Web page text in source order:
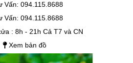
Vấn: 094.115.8688
Vấn: 094.115.8688
: 8h - 21h Cả T7 và CN
Xem bản đồ